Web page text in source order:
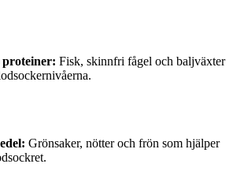
Fisk, skinnfri fågel och baljväxter
Grönsaker, nötter och frön som hjälper